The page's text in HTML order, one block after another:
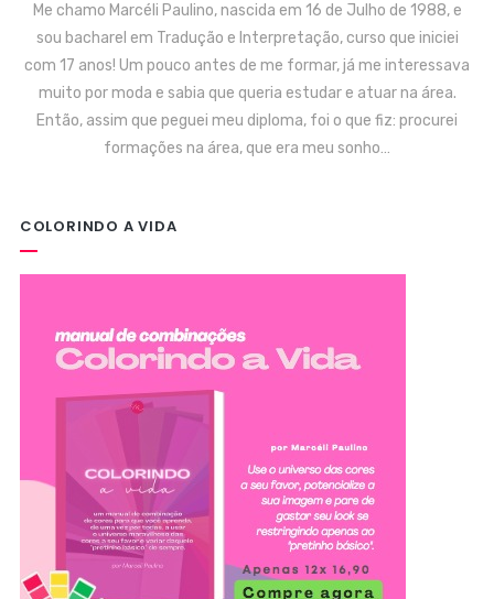
Me chamo Marcéli Paulino, nascida em 16 de Julho de 1988, e
sou bacharel em Tradução e Interpretação, curso que iniciei
com 17 anos! Um pouco antes de me formar, já me interessava
muito por moda e sabia que queria estudar e atuar na área.
Então, assim que peguei meu diploma, foi o que fiz: procurei
formações na área, que era meu sonho…
COLORINDO A VIDA